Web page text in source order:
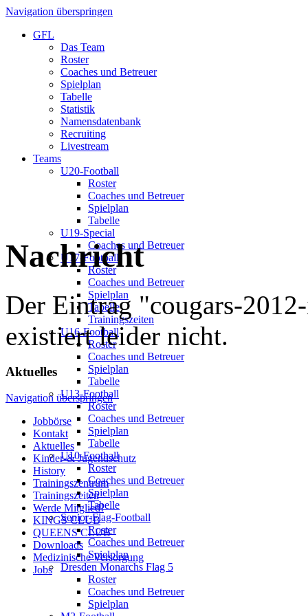
Navigation überspringen
GFL
Das Team
Roster
Coaches und Betreuer
Spielplan
Tabelle
Statistik
Namensdatenbank
Recruiting
Livestream
Teams
U20-Football
Roster
Coaches und Betreuer
Spielplan
Tabelle
U19-Special
Coaches und Betreuer
U17-Football
Roster
Coaches und Betreuer
Spielplan
Tabelle
Trainingszeiten
U16-Football
Roster
Coaches und Betreuer
Spielplan
Tabelle
U13-Football
Roster
Coaches und Betreuer
Spielplan
Tabelle
U10-Football
Roster
Coaches und Betreuer
Spielplan
Tabelle
Senior-Flag-Football
Roster
Coaches und Betreuer
Spielplan
Dresden Monarchs Flag 5
Roster
Coaches und Betreuer
Spielplan
Nachricht
Der Eintrag "cougars-
existiert leider nicht.
Aktuelles
Navigation überspringen
Jobbörse
Kontakt
Aktuelles
Kinder-& Jugendschutz
History
Trainingszentrum
Trainingszeiten
Werde Mitglied!
KINGS CLUB
QUEENS CLUB
Downloads
Medizinische Versorgung
Jobs